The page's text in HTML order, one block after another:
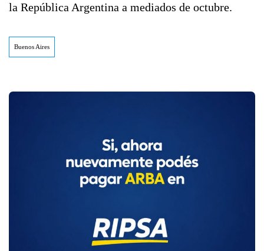
la República Argentina a mediados de octubre.
Buenos Aires